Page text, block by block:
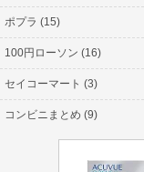
ポプラ (15)
100円ローソン (16)
セイコーマート (3)
コンビニまとめ (9)